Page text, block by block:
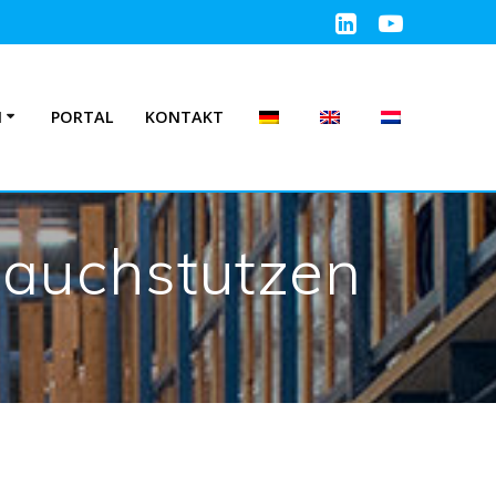
PORTAL KONTAKT